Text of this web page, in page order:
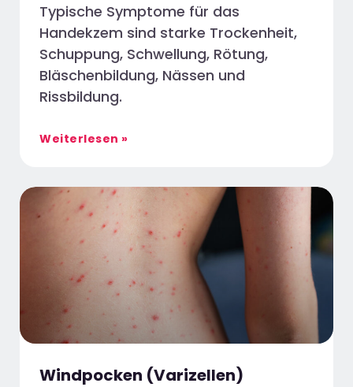
Typische Symptome für das
Handekzem sind starke Trockenheit,
Schuppung, Schwellung, Rötung,
Bläschenbildung, Nässen und
Rissbildung.
Weiterlesen »
Windpocken (Varizellen)